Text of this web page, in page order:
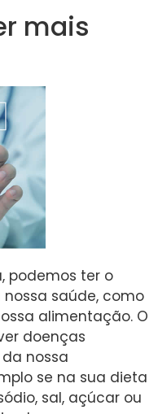
mais
podemos ter o
saúde, como
alimentação. O
doenças
nossa
se na sua dieta
sal, açúcar ou